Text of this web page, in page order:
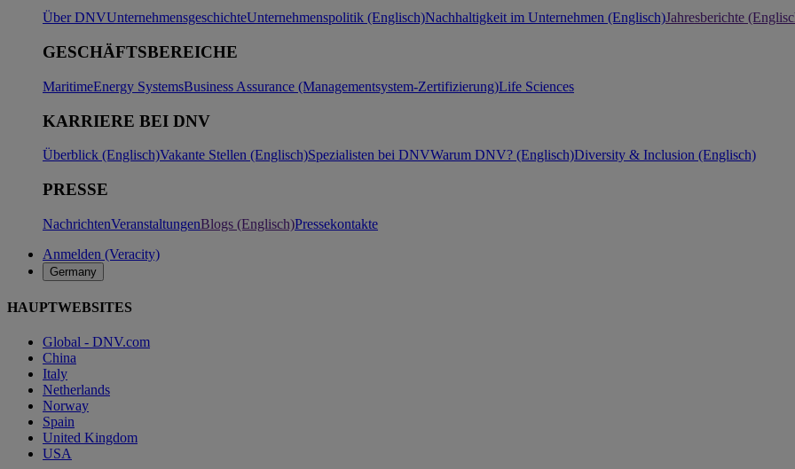
Über DNVUnternehmensgeschichteUnternehmenspolitik (Englisch)Nachhaltigkeit im Unternehmen (Englisch)Jahresberichte
GESCHÄFTSBEREICHE
MaritimeEnergy SystemsBusiness Assurance (Managementsystem-Zertifizierung)Life Sciences
KARRIERE BEI DNV
Überblick (Englisch)Vakante Stellen (Englisch)Spezialisten bei DNVWarum DNV? (Englisch)Diversity & Inclusion (Englisch)
PRESSE
NachrichtenVeranstaltungenBlogs (Englisch)Pressekontakte
Anmelden (Veracity)
Germany
HAUPTWEBSITES
Global - DNV.com
China
Italy
Netherlands
Norway
Spain
United Kingdom
USA